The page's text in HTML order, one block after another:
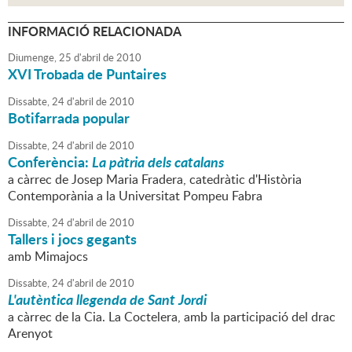
INFORMACIÓ RELACIONADA
Diumenge,25 d'abril de2010
XVI Trobada de Puntaires
Dissabte,24d'abril de2010
Botifarrada popular
Dissabte,24d'abril de2010
Conferència:La pàtria dels catalans
a càrrec de Josep Maria Fradera, catedràtic d'Història
Contemporània a la Universitat Pompeu Fabra
Dissabte,24d'abril de2010
Tallers i jocs gegants
amb Mimajocs
Dissabte,24d'abril de2010
L'autèntica llegenda de Sant Jordi
a càrrec de la Cia. La Coctelera, amb la participació del drac
Arenyot